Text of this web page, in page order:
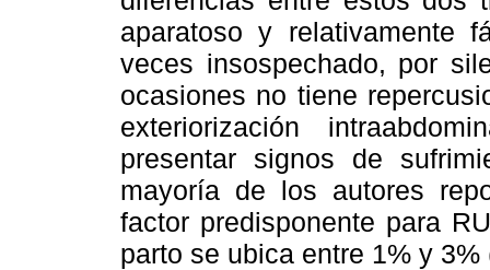
aparatoso y relativamente
veces insospechado, por
ocasiones no tiene
exteriorización
presentar signos de
mayoría de los autores
factor predisponente para
parto se ubica entre 1% y 3%